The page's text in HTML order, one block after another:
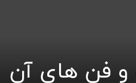
و فن های آن